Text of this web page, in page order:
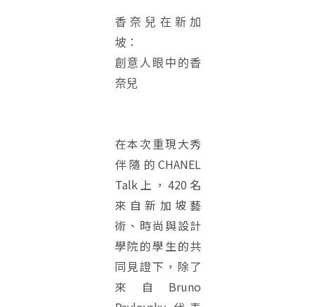
香奈兒在新加
坡：
創意人眼中的香
奈兒
在本次重現大秀
伴隨的CHANEL
Talk上，420名
來自新加坡藝
術、時尚與設計
學院的學生的共
同見證下，除了
來自Bruno